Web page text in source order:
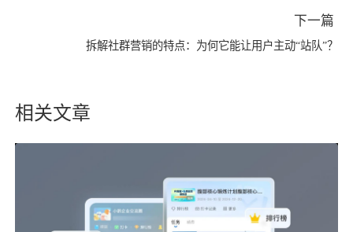
下一篇
拆解社群营销的特点：为何它能让用户主动“站队”？
相关文章